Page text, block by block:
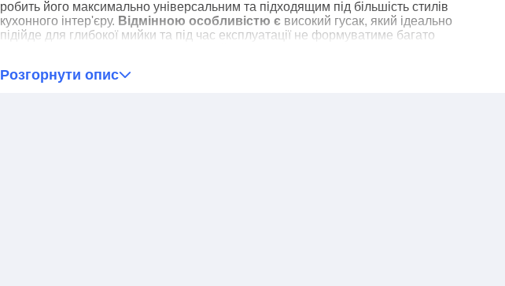
робить його максимально універсальним та підходящим під більшість стилів
кухонного інтер'єру. Відмінною особливістю є високий гусак, який ідеально
підійде для глибокої мийки та під час експлуатації не формуватиме багато
кранів та за наявності мінімального набору сантехнічних інструментів
Розгорнути опис